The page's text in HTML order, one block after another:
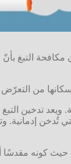
بشان
من التعرّض
ويعد
تُدخن
كونه مقدسًا